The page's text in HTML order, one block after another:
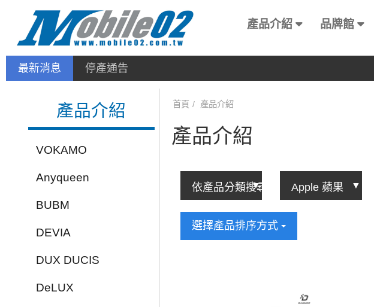
產品介紹 品牌館
最新消息 停產通告
產品介紹
VOKAMO
Anyqueen
BUBM
DEVIA
DUX DUCIS
DeLUX
首頁 產品介紹
產品介紹
選擇產品排序方式